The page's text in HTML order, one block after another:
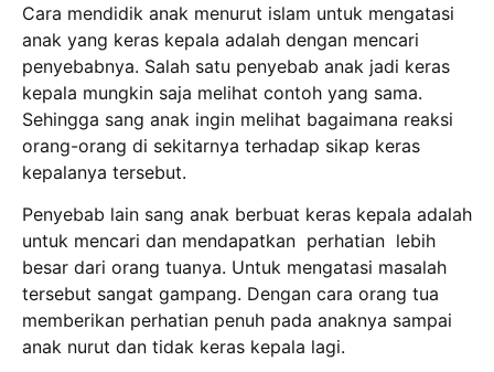
Cara mendidik anak menurut islam untuk mengatasi
anak yang keras kepala adalah dengan mencari
penyebabnya. Salah satu penyebab anak jadi keras
kepala mungkin saja melihat contoh yang sama.
Sehingga sang anak ingin melihat bagaimana reaksi
orang-orang di sekitarnya terhadap sikap keras
kepalanya tersebut.
Penyebab lain sang anak berbuat keras kepala adalah
untuk mencari dan mendapatkan perhatian lebih
besar dari orang tuanya. Untuk mengatasi masalah
tersebut sangat gampang. Dengan cara orang tua
memberikan perhatian penuh pada anaknya sampai
anak nurut dan tidak keras kepala lagi.